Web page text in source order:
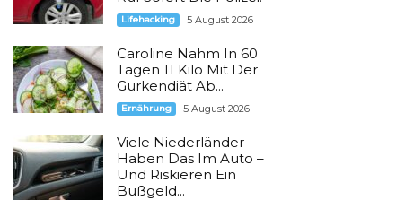
Lifehacking 5 August 2026
Caroline Nahm In 60
Tagen 11 Kilo Mit Der
Gurkendiät Ab...
Ernährung 5 August 2026
Viele Niederländer
Haben Das Im Auto –
Und Riskieren Ein
Bußgeld...